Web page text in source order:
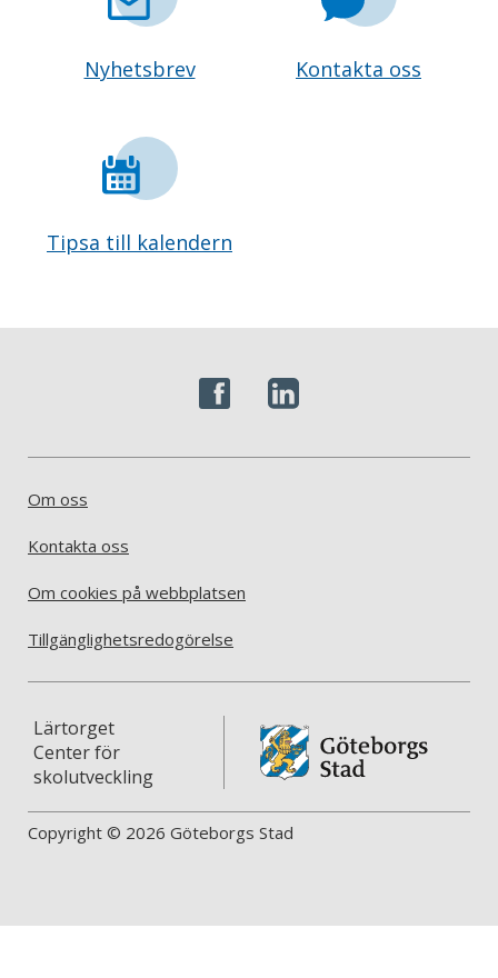
Nyhetsbrev Kontakta oss
Tipsa till kalendern
Om oss
Kontakta oss
Om cookies på webbplatsen
Tillgänglighetsredogörelse
Lärtorget
Center för
skolutveckling
Copyright © 2026 Göteborgs Stad